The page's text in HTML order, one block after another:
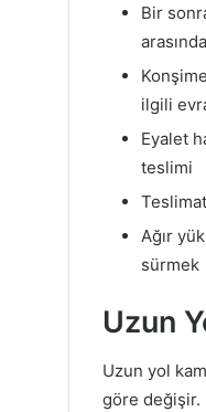
Bir
ilgili
Eyalet
teslimi
Ağır
sürmek
Uzun
Uzun yol
göre değişir.